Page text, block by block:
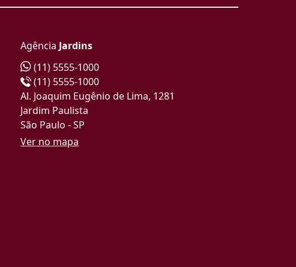
Agência Jardins
(11) 5555-1000
(11) 5555-1000
Al. Joaquim Eugênio de Lima, 1281
Jardim Paulista
São Paulo - SP
Ver no mapa